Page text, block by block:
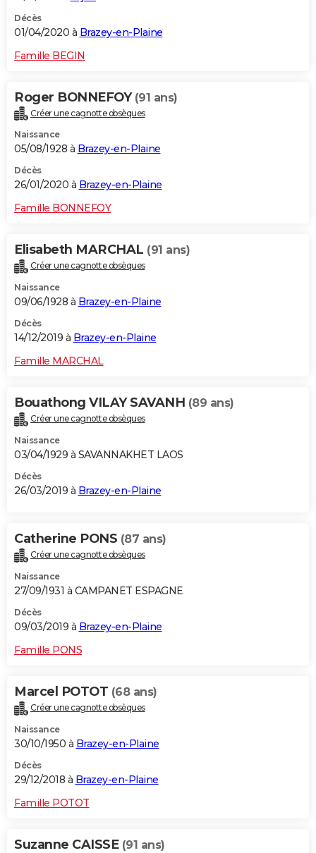
Décès
01/04/2020 à Brazey-en-Plaine
Famille BEGIN
Roger BONNEFOY (91 ans)
Créer une cagnotte obsèques
Naissance
05/08/1928 à Brazey-en-Plaine
Décès
26/01/2020 à Brazey-en-Plaine
Famille BONNEFOY
Elisabeth MARCHAL (91 ans)
Créer une cagnotte obsèques
Naissance
09/06/1928 à Brazey-en-Plaine
Décès
14/12/2019 à Brazey-en-Plaine
Famille MARCHAL
Bouathong VILAY SAVANH (89 ans)
Créer une cagnotte obsèques
Naissance
03/04/1929 à SAVANNAKHET LAOS
Décès
26/03/2019 à Brazey-en-Plaine
Catherine PONS (87 ans)
Créer une cagnotte obsèques
Naissance
27/09/1931 à CAMPANET ESPAGNE
Décès
09/03/2019 à Brazey-en-Plaine
Famille PONS
Marcel POTOT (68 ans)
Créer une cagnotte obsèques
Naissance
30/10/1950 à Brazey-en-Plaine
Décès
29/12/2018 à Brazey-en-Plaine
Famille POTOT
Suzanne CAISSE (91 ans)